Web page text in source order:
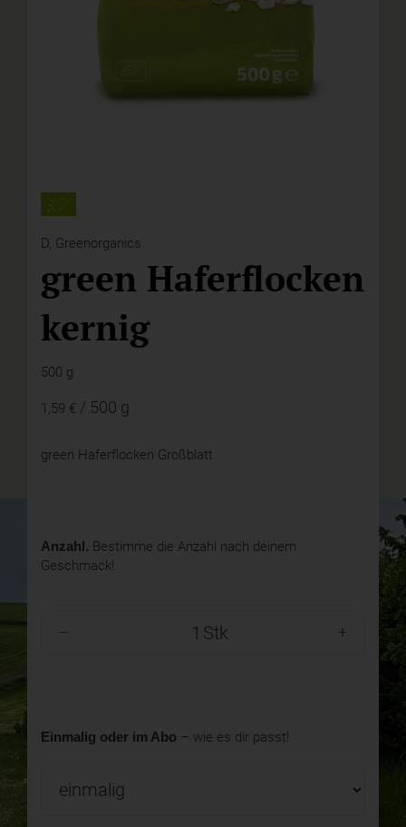
D, Greenorganics
green Haferflocken
kernig
500 g
1,59 € / 500 g
green Haferflocken Großblatt
Anzahl. Bestimme die Anzahl nach deinem
Geschmack!
Stk
Einmalig oder im Abo – wie es dir passt!